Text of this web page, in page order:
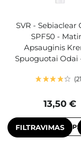
SVR - Sebiaclear
SPF50 -
Apsauginis
Spuoguotai Odai
13,50 €
PRIDĖTI Į
FILTRAVIMAS